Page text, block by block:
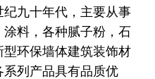
九十年代，主要从事
料，各种腻子粉，石
环保墙体建筑装饰材
列产品具有品质优